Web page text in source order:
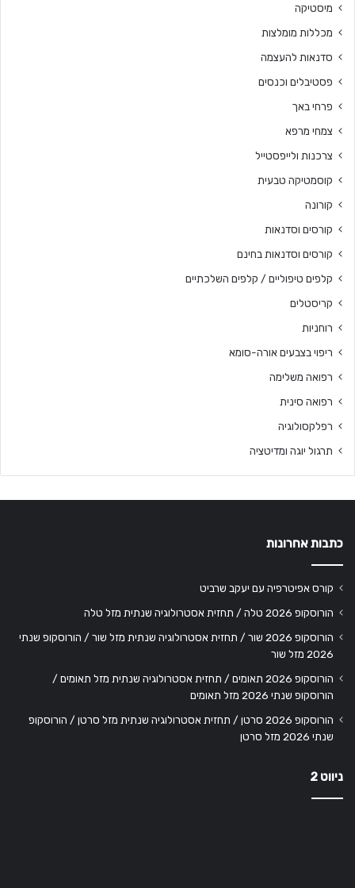
מיסטיקה
מכללות מומלצות
סדנאות להעצמה
פסטיבלים וכנסים
פרחי באך
צמחי מרפא
צרכנות ולייפסטייל
קוסמטיקה טבעית
קורונה
קורסים וסדנאות
קורסים וסדנאות בחינם
קלפים טיפוליים / קלפים השלכתיים
קריסטלים
רוחניות
ריפוי בצבעים אורה-סומא
רפואה משלימה
רפואה סינית
רפלקסולוגיה
תרגול יוגה ומדיטציה
כתבות אחרונות
קורס אפיטרפיה עם יעקב שרביט
הורוסקופ 2026 טלה / תחזית אסטרולוגיה שנתית מזל טלה
הורוסקופ 2026 שור / תחזית אסטרולוגיה שנתית מזל שור / הורוסקופ שנתי
2026 מזל שור
הורוסקופ 2026 תאומים / תחזית אסטרולוגיה שנתית מזל תאומים /
הורוסקופ שנתי 2026 מזל תאומים
הורוסקופ 2026 סרטן / תחזית אסטרולוגיה שנתית מזל סרטן / הורוסקופ
שנתי 2026 מזל סרטן
ניווט 2